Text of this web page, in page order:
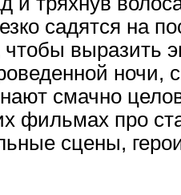
садятся на
выразить
ночи,
смачно
фильмах про
сцены,